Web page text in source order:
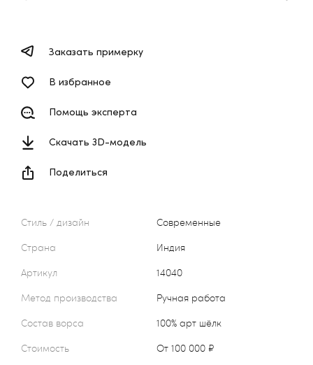
Стиль / дизайн
Современные
Страна
Индия
Артикул
14040
Метод производства
Ручная работа
Состав ворса
100% арт шёлк
Стоимость
от 100 000 ₽
Заказать примерку
В избранное
Помощь эксперта
Скачать 3D-модель
Поделиться